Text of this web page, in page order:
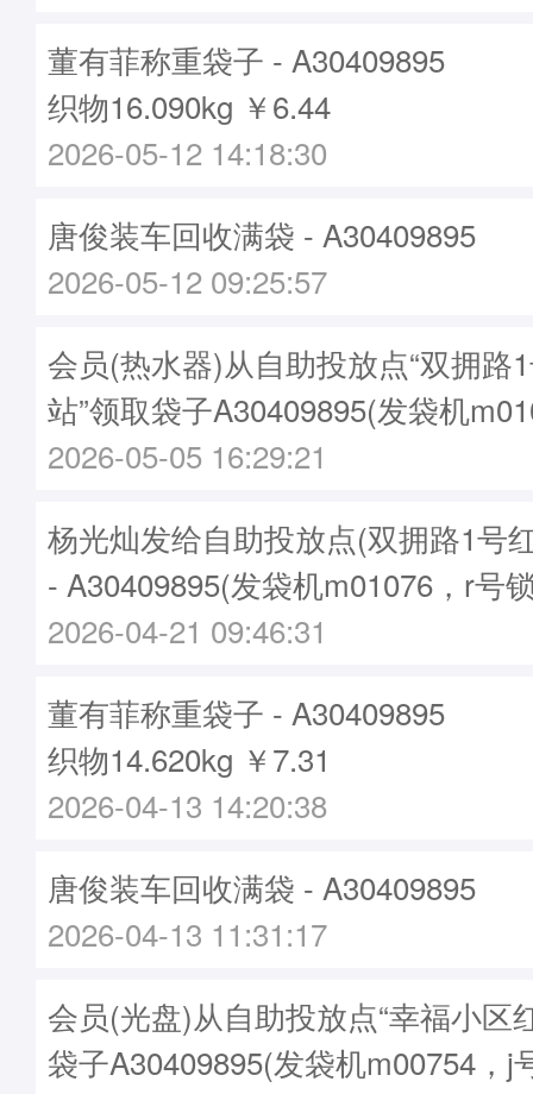
董有菲称重袋子 - A30409895
织物16.090kg ￥6.44
2026-05-12 14:18:30
唐俊装车回收满袋 - A30409895
2026-05-12 09:25:57
会员(热水器)从自助投放点“双拥路
站”领取袋子A30409895(发袋机
2026-05-05 16:29:21
杨光灿发给自助投放点(双拥路1号
- A30409895(发袋机m01076，r号
2026-04-21 09:46:31
董有菲称重袋子 - A30409895
织物14.620kg ￥7.31
2026-04-13 14:20:38
唐俊装车回收满袋 - A30409895
2026-04-13 11:31:17
会员(光盘)从自助投放点“幸福小区
袋子A30409895(发袋机m00754，j